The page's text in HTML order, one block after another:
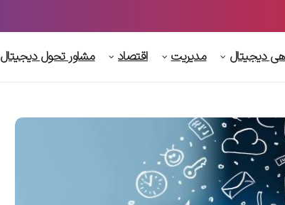
دیجیتال مدیریت اقتصاد مشاور تحول دیجیتال